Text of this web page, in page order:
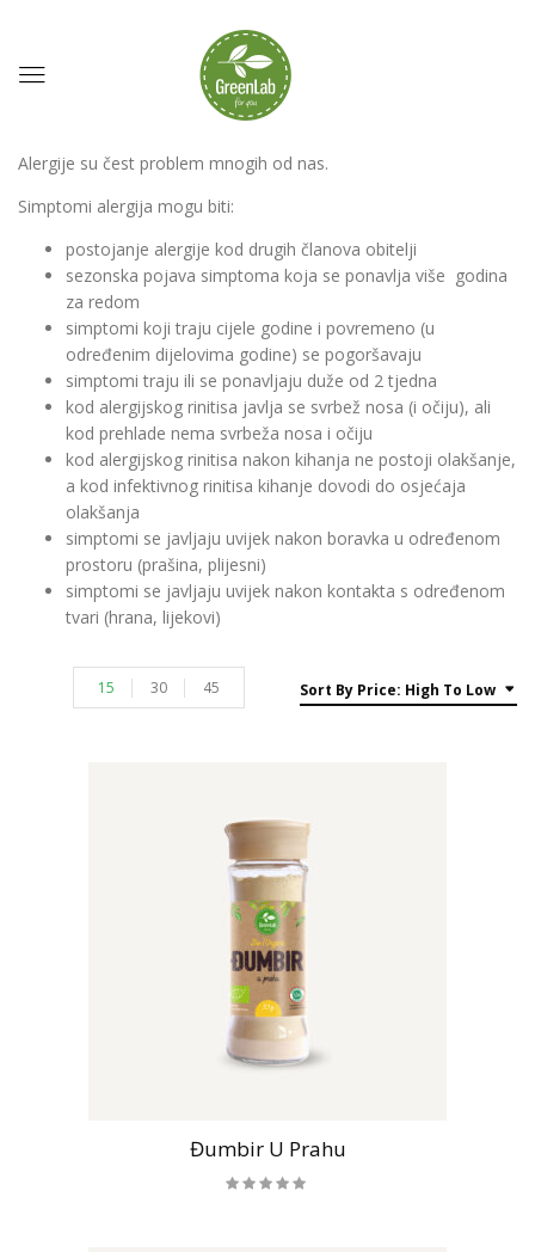
Alergije su čest problem mnogih od nas.
Simptomi alergija mogu biti:
postojanje alergije kod drugih članova obitelji
sezonska pojava simptoma koja se ponavlja više godina
za redom
simptomi koji traju cijele godine i povremeno (u
određenim dijelovima godine) se pogoršavaju
simptomi traju ili se ponavljaju duže od 2 tjedna
kod alergijskog rinitisa javlja se svrbež nosa (i očiju), ali
kod prehlade nema svrbeža nosa i očiju
kod alergijskog rinitisa nakon kihanja ne postoji olakšanje,
a kod infektivnog rinitisa kihanje dovodi do osjećaja
olakšanja
simptomi se javljaju uvijek nakon boravka u određenom
prostoru (prašina, plijesni)
simptomi se javljaju uvijek nakon kontakta s određenom
tvari (hrana, lijekovi)
Sort By Price: High To Low
15 30 45
Đumbir U Prahu